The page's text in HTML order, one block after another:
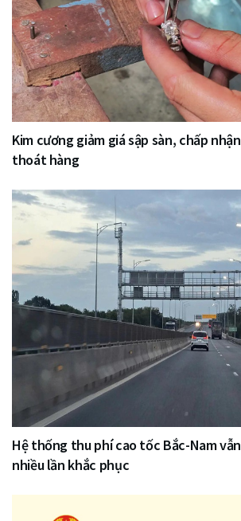
Kim cương giảm giá sập sàn, chấp
thoát hàng
Hệ thống thu phí cao tốc Bắc-Nam
nhiều lần khắc phục